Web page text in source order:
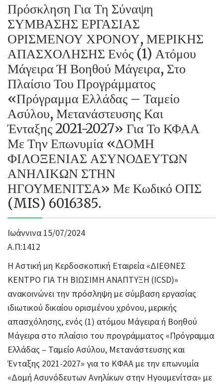
Πρόσκληση Για Τη Σύναψη
ΣΥΜΒΑΣΗΣ ΕΡΓΑΣΙΑΣ
ΟΡΙΣΜΕΝΟΥ ΧΡΟΝΟΥ, ΜΕΡΙΚΗΣ
ΑΠΑΣΧΟΛΗΣΗΣ Ενός (1) Ατόμου
Μάγειρα Ή Βοηθού Μάγειρα, Στο
Πλαίσιο Του Προγράμματος
«Πρόγραμμα Ελλάδας – Ταμείο
Ασύλου, Μετανάστευσης Και
Ένταξης 2021-2027» Για Το ΚΦΑΑ
Με Την Επωνυμία «ΔΟΜΗ
ΦΙΛΟΞΕΝΙΑΣ ΑΣΥΝΟΔΕΥΤΩΝ
ΑΝΗΛΙΚΩΝ ΣΤΗΝ
ΗΓΟΥΜΕΝΙΤΣΑ» Με Κωδικό ΟΠΣ
(MIS) 6016385.
Ιωάννινα 15/07/2024
Α.Π:1412
Η Αστική μη Κερδοσκοπική Εταιρεία «ΔΙΕΘΝΕΣ
ΚΕΝΤΡΟ ΓΙΑ ΤΗ ΒΙΩΣΙΜΗ ΑΝΑΠΤΥΞΗ (ICSD)»
ανακοινώνει την πρόσληψη με σύμβαση εργασίας
ιδιωτικού δικαίου ορισμένου χρόνου, μερικής
απασχόλησης, ενός (1) ατόμου Μάγειρα ή Βοηθού
Μάγειρα στο πλαίσιο του προγράμματος «Πρόγραμμα
Ελλάδας – Ταμείο Ασύλου, Μετανάστευσης και
Ένταξης 2021-2027» για το ΚΦΑΑ με την επωνυμία
«Δομή Ασυνόδευτων Ανηλίκων στην Ηγουμενίτσα» με